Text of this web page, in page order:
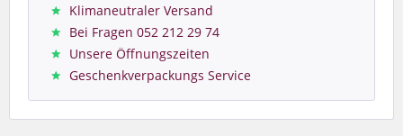
Klimaneutraler Versand
Bei Fragen 052 212 29 74
Unsere Öffnungszeiten
Geschenkverpackungs Service